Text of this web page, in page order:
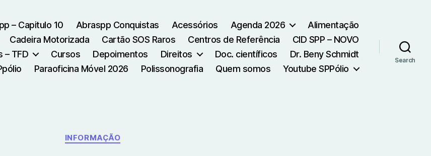
– Capitulo 10 Abraspp Conquistas Acessórios Agenda 2026
Alimentação
Cadeira Motorizada Cartão SOS Raros Centros de Referência
CID SPP – NOVO
– TFD Cursos Depoimentos Direitos Doc. científicos
Dr. Beny Schmidt
Paraoficina Móvel 2026 Polissonografia Quem somos Youtube SPPólio
Search
Categories
INFORMAÇÃO